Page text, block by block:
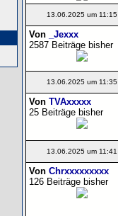
13.06.2025 um 11:15
Von
_Jexxx
2587 Beiträge bisher
13.06.2025 um 11:35
Von TVAxxxxx
25 Beiträge bisher
13.06.2025 um 11:41
Von Chrxxxxxxxxx
126 Beiträge bisher